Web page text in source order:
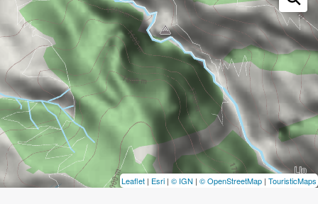
Leaflet | Esri | © IGN | © OpenStreetMap | TouristicMaps